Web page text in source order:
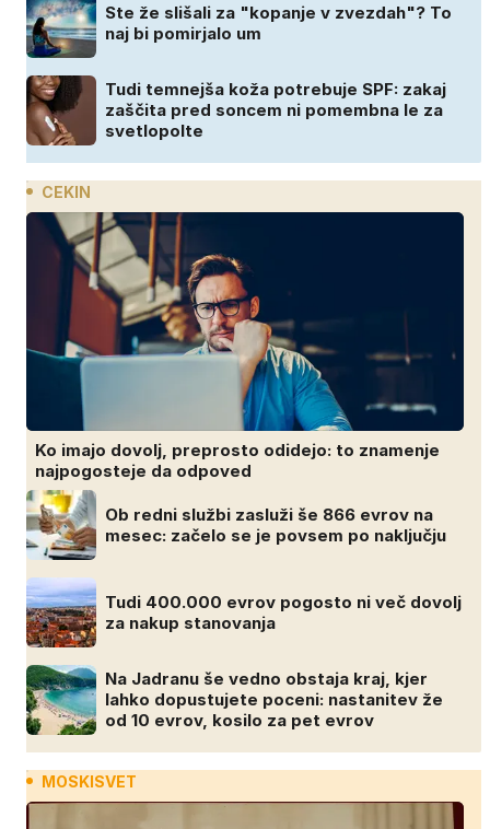
Ste že slišali za "kopanje v zvezdah"? To
naj bi pomirjalo um
Tudi temnejša koža potrebuje SPF: zakaj
zaščita pred soncem ni pomembna le za
svetlopolte
CEKIN
Ko imajo dovolj, preprosto odidejo: to znamenje
najpogosteje da odpoved
Ob redni službi zasluži še 866 evrov na
mesec: začelo se je povsem po naključju
Tudi 400.000 evrov pogosto ni več dovolj
za nakup stanovanja
Na Jadranu še vedno obstaja kraj, kjer
lahko dopustujete poceni: nastanitev že
od 10 evrov, kosilo za pet evrov
MOSKISVET